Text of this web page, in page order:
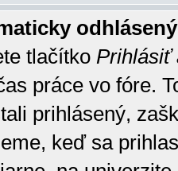
tlačítko Prihlásiť
práce vo fóre.
prihlásený,
keď sa